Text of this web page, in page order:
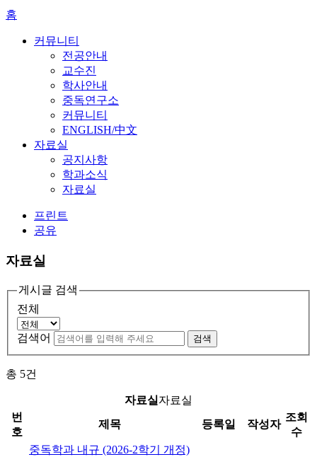
홈
커뮤니티
전공안내
교수진
학사안내
중독연구소
커뮤니티
ENGLISH/中文
자료실
공지사항
학과소식
자료실
프린트
공유
자료실
게시글 검색
전체
검색어 검색
총 5건
자료실 자료실
번
호
제목 등록일 작성자
조회
수
중독학과 내규 (2026-2학기 개정)